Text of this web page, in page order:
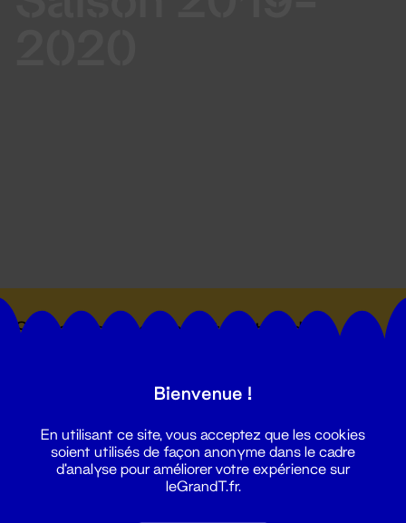
Suivez toutes les actualités du
Bienvenue !
En utilisant ce site, vous acceptez que les cookies
soient utilisés de façon anonyme dans le cadre
d'analyse pour améliorer votre expérience sur
leGrandT.fr.